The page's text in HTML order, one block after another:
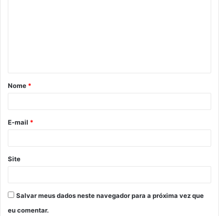
Nome *
E-mail *
Site
Salvar meus dados neste navegador para a próxima vez que
eu comentar.